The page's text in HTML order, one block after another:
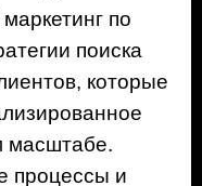
по
поиска
которые
масштабе.
процессы и